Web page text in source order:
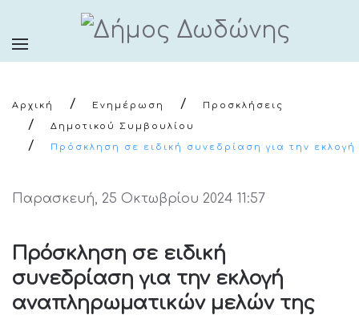
Αρχική Ενημέρωση
Προσκλήσεις
Δημοτικού Συμβουλίου
Πρόσκληση σε ειδική συνεδρίαση για την
Παρασκευή, 25 Οκτωβρίου 2024 11:57
Πρόσκληση σε ειδική
συνεδρίαση για την εκλογή
αναπληρωματικών μελών της